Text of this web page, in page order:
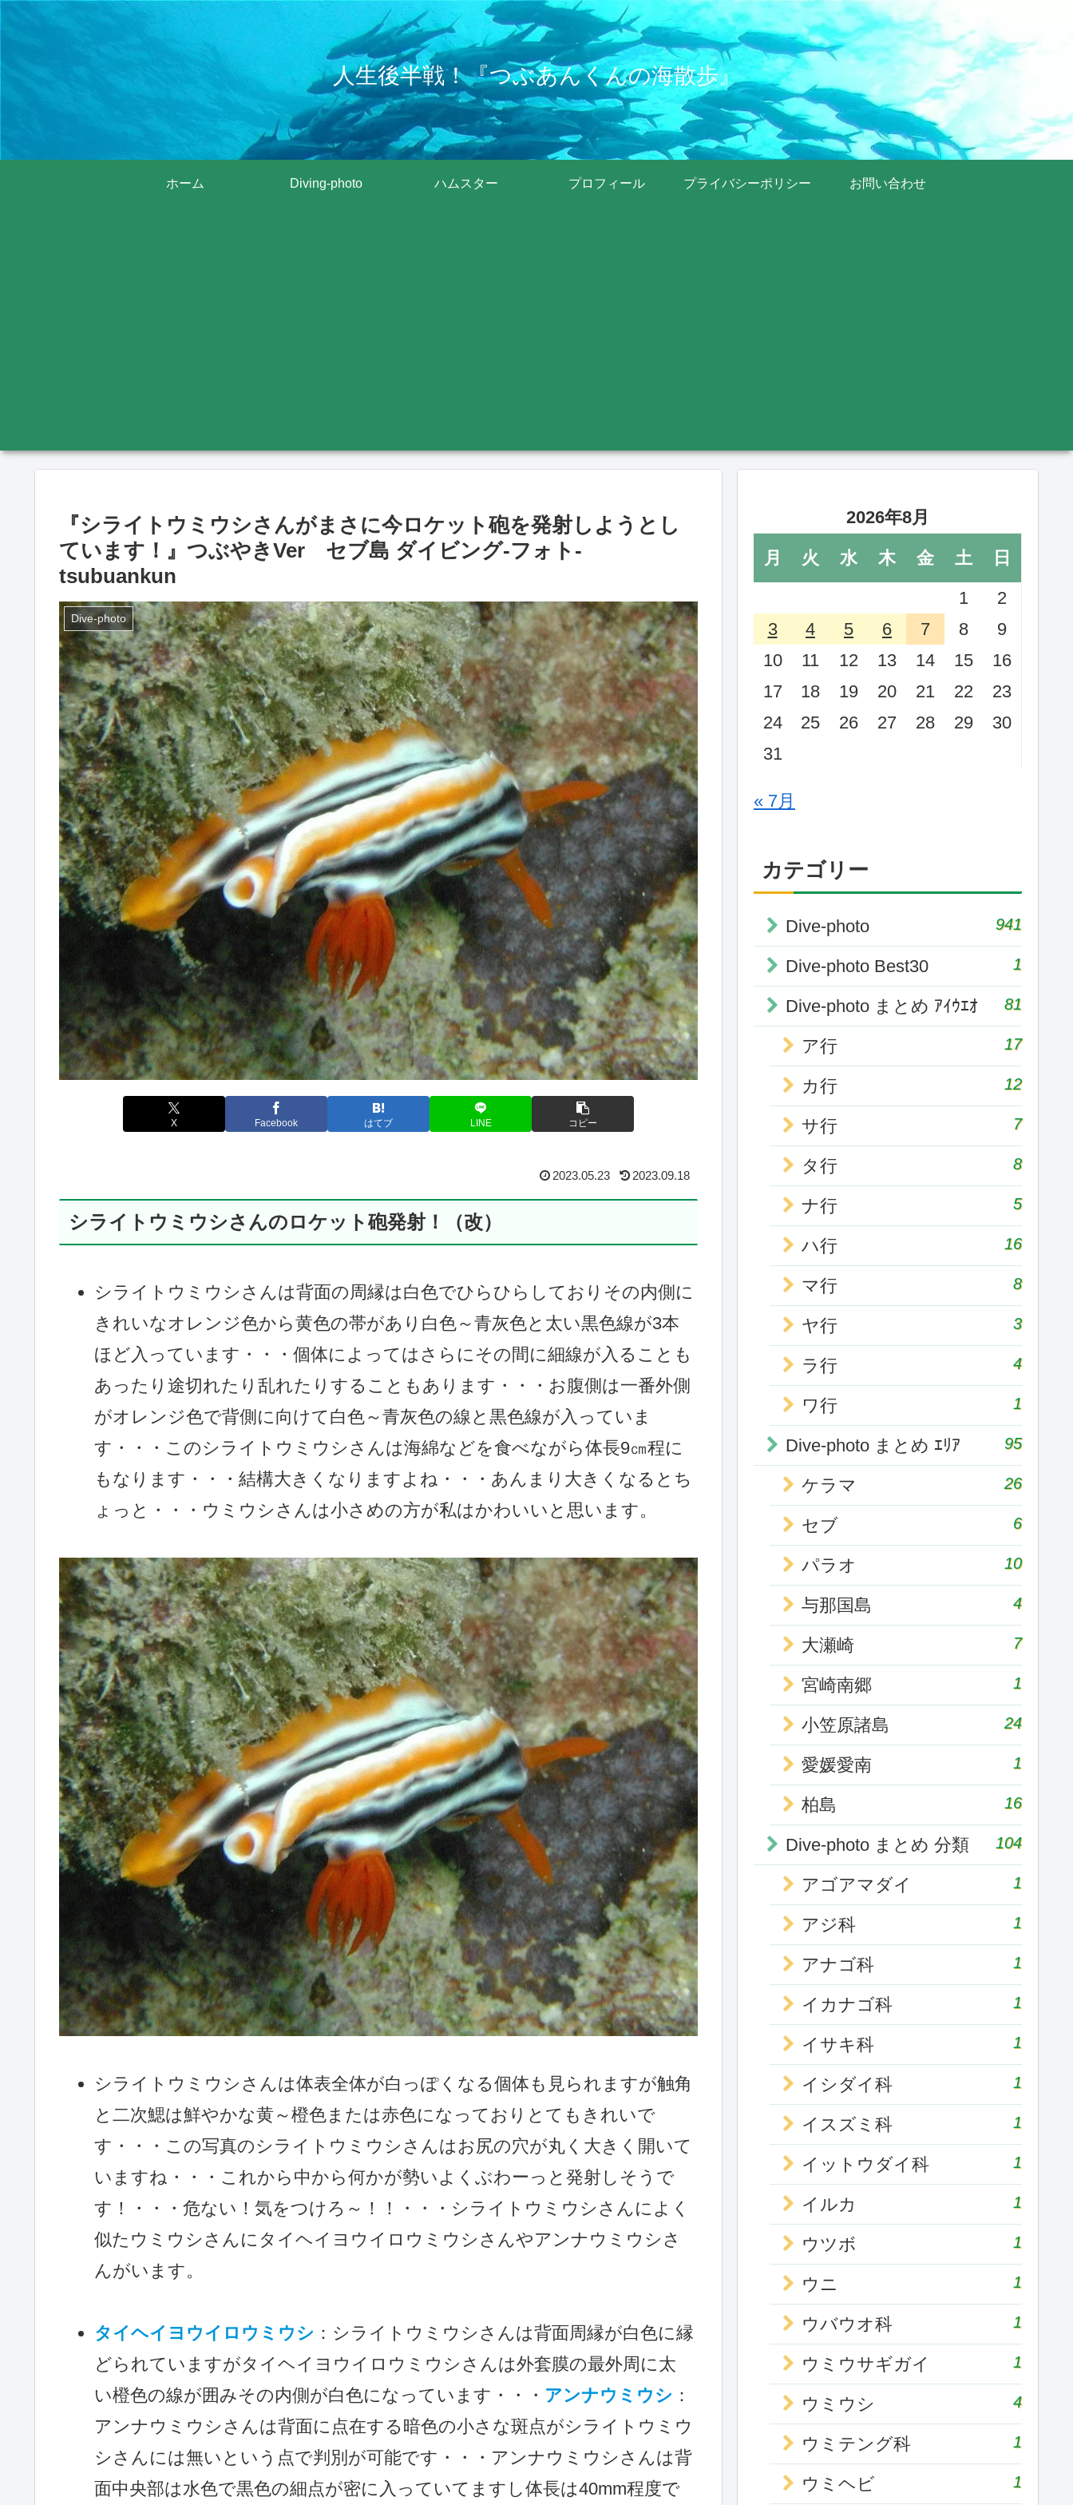
人生後半戦！『つぶあんくんの海散歩』
ホーム Diving-photo ハムスター プロフィール プライバシーポリシー お問い合わせ
『シライトウミウシさんがまさに今ロケット砲を発射しようとし
ています！』つぶやきVer セブ島 ダイビング‐フォト‐
tsubuankun
Dive-photo
X Facebook はてブ LINE コピー
2023.05.23 2023.09.18
シライトウミウシさんのロケット砲発射！（改）
シライトウミウシさんは背面の周縁は白色でひらひらしておりその内側に
きれいなオレンジ色から黄色の帯があり白色～青灰色と太い黒色線が3本
ほど入っています・・・個体によってはさらにその間に細線が入ることも
あったり途切れたり乱れたりすることもあります・・・お腹側は一番外側
がオレンジ色で背側に向けて白色～青灰色の線と黒色線が入っていま
す・・・このシライトウミウシさんは海綿などを食べながら体長9㎝程に
もなります・・・結構大きくなりますよね・・・あんまり大きくなるとち
ょっと・・・ウミウシさんは小さめの方が私はかわいいと思います。
シライトウミウシさんは体表全体が白っぽくなる個体も見られますが触角
と二次鰓は鮮やかな黄～橙色または赤色になっておりとてもきれいで
す・・・この写真のシライトウミウシさんはお尻の穴が丸く大きく開いて
いますね・・・これから中から何かが勢いよくぶわーっと発射しそうで
す！・・・危ない！気をつけろ～！！・・・シライトウミウシさんによく
似たウミウシさんにタイヘイヨウイロウミウシさんやアンナウミウシさ
んがいます。
タイヘイヨウイロウミウシ ：シライトウミウシさんは背面周縁が白色に縁
どられていますがタイヘイヨウイロウミウシさんは外套膜の最外周に太
い橙色の線が囲みその内側が白色になっています・・・ アンナウミウシ ：
アンナウミウシさんは背面に点在する暗色の小さな斑点がシライトウミウ
シさんには無いという点で判別が可能です・・・アンナウミウシさんは背
面中央部は水色で黒色の細点が密に入っていてますし体長は40mm程度で
2026年8月
月 火 水 木 金 土
日
1
2
3
4 5 6 7 8
9
10
11 12 13 14 15
16
17
18 19 20 21 22
23
24
25 26 27 28 29
30
31
« 7月
カテゴリー
Dive-photo 941
Dive-photo Best30 1
Dive-photo まとめ ｱｲｳｴｵ 81
ア行 17
カ行 12
サ行 7
タ行 8
ナ行 5
ハ行 16
マ行 8
ヤ行 3
ラ行 4
ワ行 1
Dive-photo まとめ ｴﾘｱ 95
ケラマ 26
セブ 6
パラオ 10
与那国島 4
大瀬崎 7
宮崎南郷 1
小笠原諸島 24
愛媛愛南 1
柏島 16
Dive-photo まとめ 分類 104
アゴアマダイ 1
アジ科 1
アナゴ科 1
イカナゴ科 1
イサキ科 1
イシダイ科 1
イスズミ科 1
イットウダイ科 1
イルカ 1
ウツボ 1
ウニ 1
ウバウオ科 1
ウミウサギガイ 1
ウミウシ 4
ウミテング科 1
ウミヘビ 1